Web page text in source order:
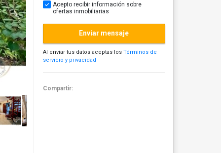
Acepto recibir información sobre
ofertas inmobiliarias
Enviar mensaje
Al enviar tus datos aceptas los Términos de
servicio y privacidad
Compartir: